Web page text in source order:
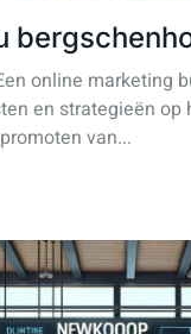
online marketing
en strategieën
van...